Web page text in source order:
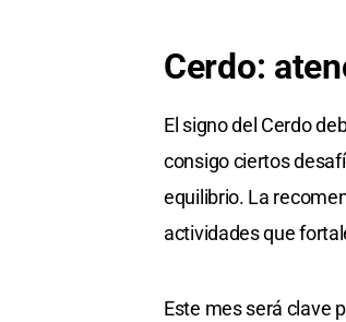
Cerdo:
El signo del Cerdo
consigo ciertos
equilibrio. La
actividades que
Este mes será clave